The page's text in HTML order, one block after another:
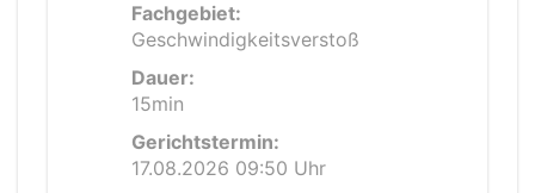
Fachgebiet:
Geschwindigkeitsverstoß
Dauer:
15min
Gerichtstermin:
17.08.2026 09:50 Uhr